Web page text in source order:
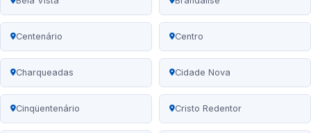
Centenário Centro
Charqueadas Cidade Nova
Cinqüentenário Cristo Redentor